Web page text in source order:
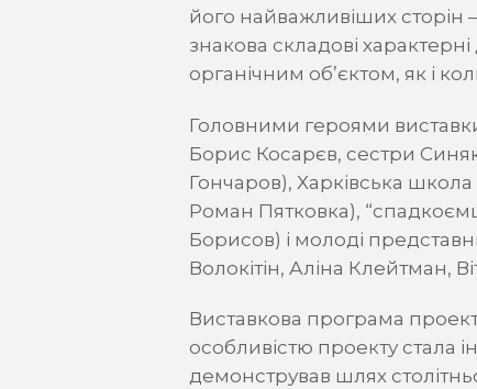
його найважливіших сторін
знакова складові
органічним об’єктом, як і
Головними героями
Борис Косарєв, сестри
Гончаров), Харківська
Роман Пятковка),
Борисов) і молоді
Волокітін, Аліна Клейтман,
Виставкова програма
особливістю проекту стала
демонстрував шлях